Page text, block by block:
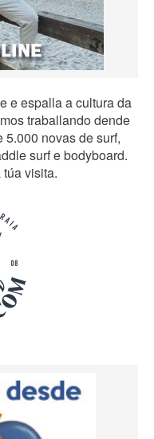
e espalla a cultura da
traballando dende
novas de surf,
surf e bodyboard.
visita.